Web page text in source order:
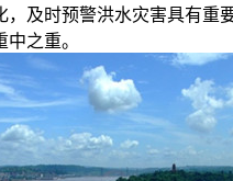
及时预警洪水灾害具有
之重。